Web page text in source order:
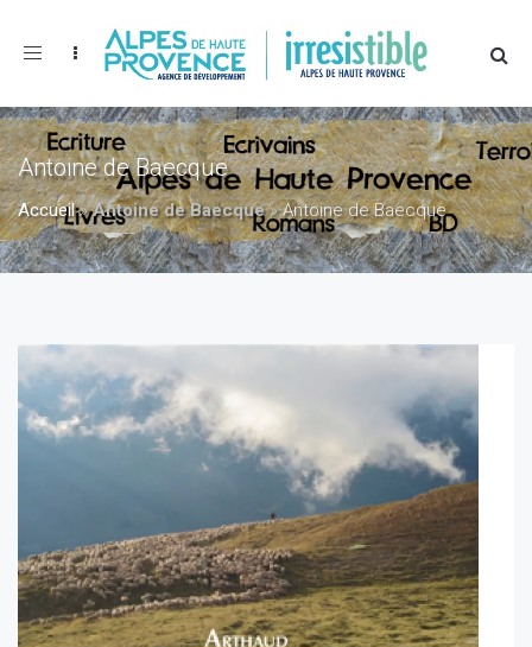
Toggle
Antoine de Baecque
Accueil»Antoine de Baecque»Antoine de Baecque